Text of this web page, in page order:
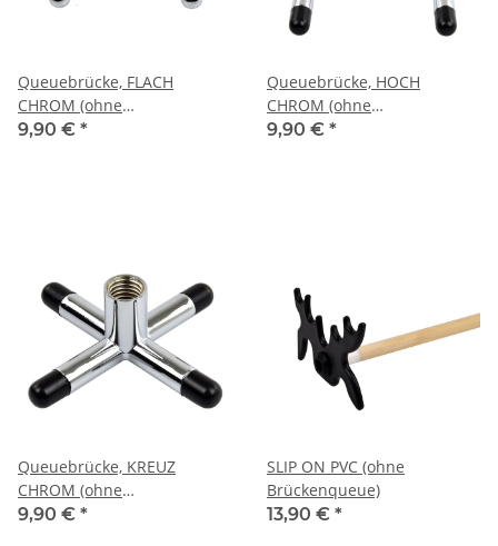
Queuebrücke, FLACH
CHROM (ohne
Brückenqueue)
9,90 € *
Queuebrücke, HOCH
CHROM (ohne
Brückenqueue)
9,90 € *
Queuebrücke, KREUZ
CHROM (ohne
Brückenqueue)
9,90 € *
SLIP ON PVC (ohne
Brückenqueue)
13,90 € *